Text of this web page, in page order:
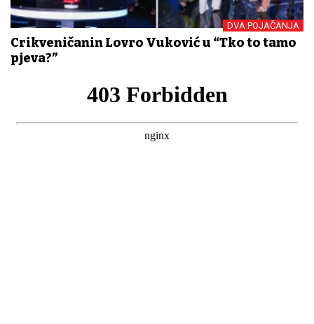
DVA POJAČANJA
Crikveničanin Lovro Vuković u “Tko to tamo
pjeva?”